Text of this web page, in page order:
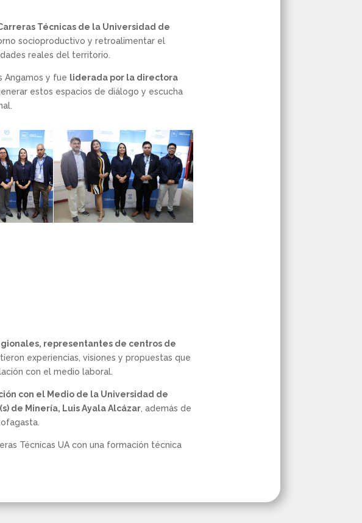
Técnicas de la Universidad de
socioproductivo y retroalimentar el
reales del territorio.
Angamos y fue liderada por la directora
estos espacios de diálogo y escucha
representantes de centros de
experiencias, visiones y propuestas que
con el medio laboral.
con el Medio de la Universidad de
de Minería, Luis Ayala Alcázar , además de
Técnicas UA con una formación técnica